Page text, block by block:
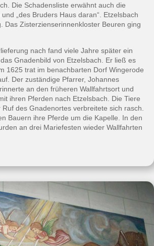
Die Schadensliste erwähnt auch die
„des Bruders Haus daran“. Etzelsbach
Das Zisterzienserinnenkloster Beuren ging
nach fand viele Jahre später ein
Gnadenbild von Etzelsbach. Er ließ es
1625 trat im benachbarten Dorf Wingerode
Der zuständige Pfarrer, Johannes
an den früheren Wallfahrtsort und
ihren Pferden nach Etzelsbach. Die Tiere
des Gnadenortes verbreitete sich rasch.
Bauern ihre Pferde um die Kapelle. In den
an drei Mariefesten wieder Wallfahrten